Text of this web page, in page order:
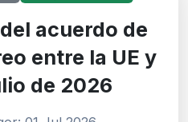
acuerdo de
entre la UE y
de 2026